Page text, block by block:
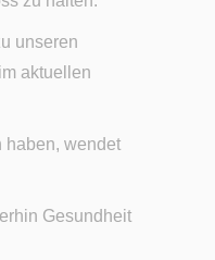
unseren
aktuellen
haben, wendet
Gesundheit